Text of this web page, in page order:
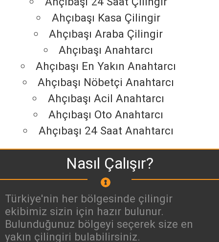
Ahçıbaşı Kasa Çilingir
Ahçıbaşı Araba Çilingir
Ahçıbaşı Anahtarcı
Ahçıbaşı En Yakın Anahtarcı
Ahçıbaşı Nöbetçi Anahtarcı
Ahçıbaşı Acil Anahtarcı
Ahçıbaşı Oto Anahtarcı
Ahçıbaşı 24 Saat Anahtarcı
Nasıl Çalışır?
Türkiye'nin her bölgesinde çilingir
ekibimiz sizin için hazır bulunur.
Bulunduğunuz bölgeyi seçerek size en
yakın çilingiri bulabilirsiniz.